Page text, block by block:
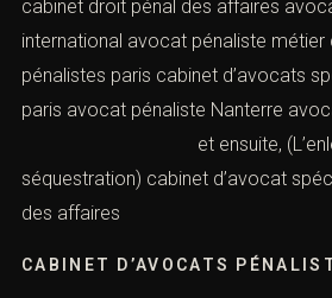
séquestration) avocat pénaliste Île-
CABINET DROIT PÉNAL
cabinet droit pénal des affaires
international avocat pénaliste métier
pénalistes paris cabinet d’avocats
paris et ensuite,